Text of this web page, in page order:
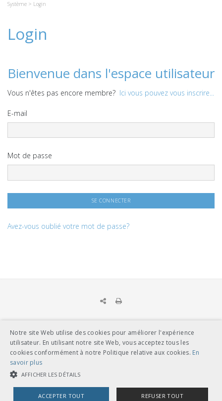
Système > Login
Login
Bienvenue dans l'espace utilisateur
Vous n'êtes pas encore membre? Ici vous pouvez vous inscrire...
E-mail
Mot de passe
Avez-vous oublié votre mot de passe?
UNION DES TRANSPORTS PUBLICS
Dählhölzliweg 12
Tél. en contact direct avec l’équipe de l’UTP
info@utp.ch
Plan d'accès
Notre site Web utilise des cookies pour améliorer l'expérience
utilisateur. En utilisant notre site Web, vous acceptez tous les
cookies conformément à notre Politique relative aux cookies. En
savoir plus
AFFICHER LES DÉTAILS
ACCEPTER TOUT REFUSER TOUT